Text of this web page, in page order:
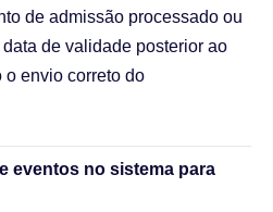
de admissão processado ou
de validade posterior ao
envio correto do
eventos no sistema para